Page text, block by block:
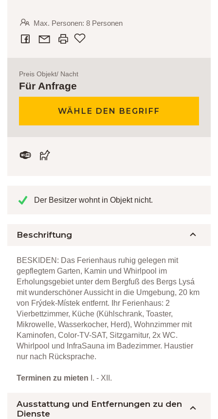
Max. Personen: 8 Personen
Preis Objekt/ Nacht
Für Anfrage
WÄHLE DEN BEGRIFF
Der Besitzer wohnt in Objekt nicht.
Beschriftung
BESKIDEN: Das Ferienhaus ruhig gelegen mit
gepflegtem Garten, Kamin und Whirlpool im
Erholungsgebiet unter dem Bergfuß des Bergs Lysá
mit wunderschöner Aussicht in die Umgebung, 20 km
von Frýdek-Místek entfernt. Ihr Ferienhaus: 2
Vierbettzimmer, Küche (Kühlschrank, Toaster,
Mikrowelle, Wasserkocher, Herd), Wohnzimmer mit
Kaminofen, Color-TV-SAT, Sitzgarnitur, 2x WC.
Whirlpool und InfraSauna im Badezimmer. Haustier
nur nach Rücksprache.
Terminen zu mieten I. - XII.
Ausstattung und Entfernungen zu den
Dienste